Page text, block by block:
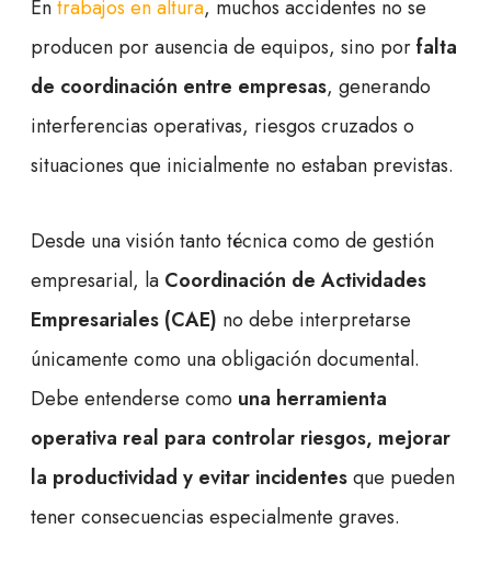
Entrabajos en altura, muchos accidentes no se
producen por ausencia de equipos, sino porfalta
de coordinación entre empresas, generando
interferencias operativas, riesgos cruzados o
situaciones que inicialmente no estaban previstas.
Desde una visión tanto técnica como de gestión
empresarial, la Coordinación de Actividades
Empresariales (CAE) no debe interpretarse
únicamente como una obligación documental.
Debe entenderse como una herramienta
operativa real para controlar riesgos, mejorar
la productividad y evitar incidentesque pueden
tener consecuencias especialmente graves.